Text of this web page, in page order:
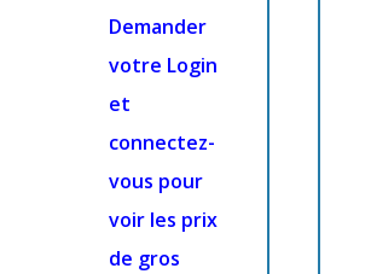
Demander
votre Login
et
connectez-
vous pour
voir les prix
de gros